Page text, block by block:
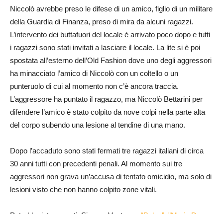
Niccolò avrebbe preso le difese di un amico, figlio di un militare
della Guardia di Finanza, preso di mira da alcuni ragazzi.
L’intervento dei buttafuori del locale è arrivato poco dopo e tutti
i ragazzi sono stati invitati a lasciare il locale. La lite si è poi
spostata all’esterno dell’Old Fashion dove uno degli aggressori
ha minacciato l’amico di Niccolò con un coltello o un
punteruolo di cui al momento non c’è ancora traccia.
L’aggressore ha puntato il ragazzo, ma Niccolò Bettarini per
difendere l’amico è stato colpito da nove colpi nella parte alta
del corpo subendo una lesione al tendine di una mano.
Dopo l’accaduto sono stati fermati tre ragazzi italiani di circa
30 anni tutti con precedenti penali. Al momento sui tre
aggressori non grava un’accusa di tentato omicidio, ma solo di
lesioni visto che non hanno colpito zone vitali.